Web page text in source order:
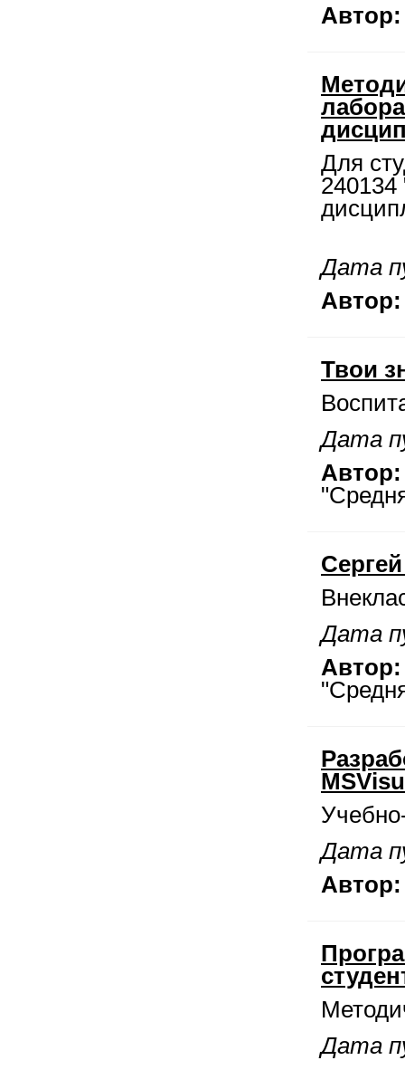
Автор:
Для
240134
Дата
Автор:
Твои
Дата
Автор:
Дата
Автор:
Дата
Автор:
Дата